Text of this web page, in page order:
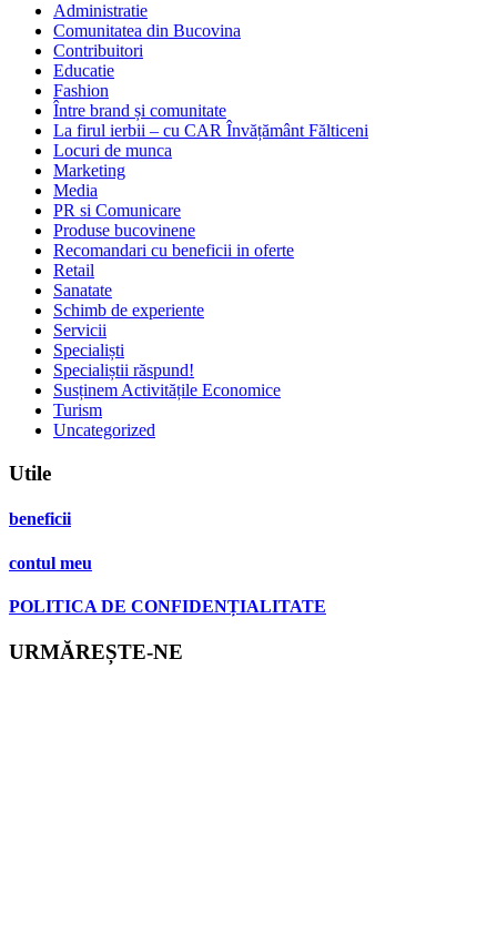
Administratie
Comunitatea din Bucovina
Contribuitori
Educatie
Fashion
Între brand și comunitate
La firul ierbii – cu CAR Învățământ Fălticeni
Locuri de munca
Marketing
Media
PR si Comunicare
Produse bucovinene
Recomandari cu beneficii in oferte
Retail
Sanatate
Schimb de experiente
Servicii
Specialiști
Specialiștii răspund!
Susținem Activitățile Economice
Turism
Uncategorized
Utile
beneficii
contul meu
POLITICA DE CONFIDENȚIALITATE
URMĂREȘTE-NE